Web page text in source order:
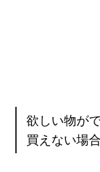
欲しい物が
買えない場